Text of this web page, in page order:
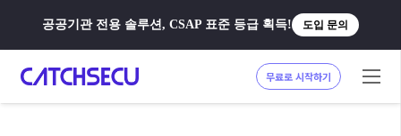
공공기관 전용 솔루션, CSAP 표준 등급 획득! 도입 문의
무료로 시작하기